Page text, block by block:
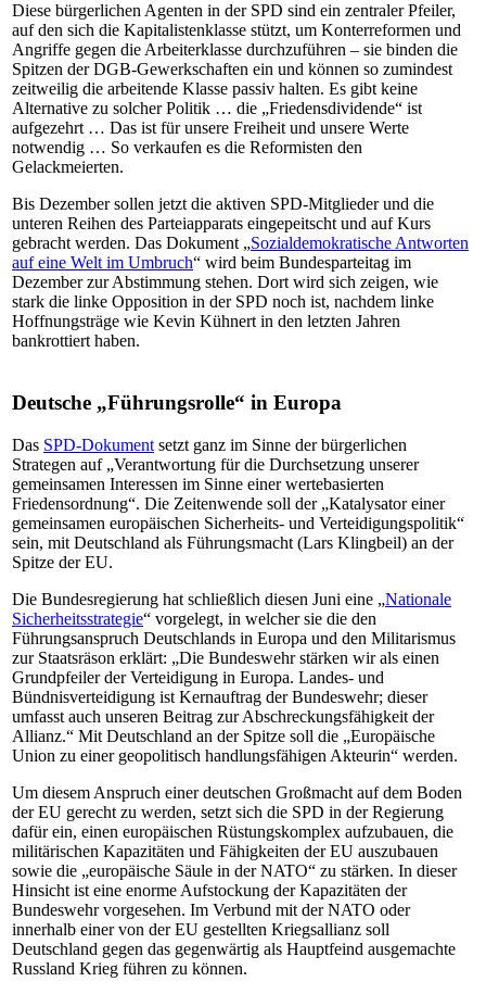
Diese bürgerlichen Agenten in der SPD sind ein zentraler Pfeiler,
auf den sich die Kapitalistenklasse stützt, um Konterreformen und
Angriffe gegen die Arbeiterklasse durchzuführen – sie binden die
Spitzen der DGB-Gewerkschaften ein und können so zumindest
zeitweilig die arbeitende Klasse passiv halten. Es gibt keine
Alternative zu solcher Politik … die „Friedensdividende“ ist
aufgezehrt … Das ist für unsere Freiheit und unsere Werte
notwendig … So verkaufen es die Reformisten den
Gelackmeierten.
Bis Dezember sollen jetzt die aktiven SPD-Mitglieder und die
unteren Reihen des Parteiapparats eingepeitscht und auf Kurs
gebracht werden. Das Dokument „Sozialdemokratische Antworten
auf eine Welt im Umbruch“ wird beim Bundesparteitag im
Dezember zur Abstimmung stehen. Dort wird sich zeigen, wie
stark die linke Opposition in der SPD noch ist, nachdem linke
Hoffnungsträge wie Kevin Kühnert in den letzten Jahren
bankrottiert haben.
Deutsche „Führungsrolle“ in Europa
Das SPD-Dokument setzt ganz im Sinne der bürgerlichen
Strategen auf „Verantwortung für die Durchsetzung unserer
gemeinsamen Interessen im Sinne einer wertebasierten
Friedensordnung“. Die Zeitenwende soll der „Katalysator einer
gemeinsamen europäischen Sicherheits- und Verteidigungspolitik“
sein, mit Deutschland als Führungsmacht (Lars Klingbeil) an der
Spitze der EU.
Die Bundesregierung hat schließlich diesen Juni eine „Nationale
Sicherheitsstrategie“ vorgelegt, in welcher sie die den
Führungsanspruch Deutschlands in Europa und den Militarismus
zur Staatsräson erklärt: „Die Bundeswehr stärken wir als einen
Grundpfeiler der Verteidigung in Europa. Landes- und
Bündnisverteidigung ist Kernauftrag der Bundeswehr; dieser
umfasst auch unseren Beitrag zur Abschreckungsfähigkeit der
Allianz.“ Mit Deutschland an der Spitze soll die „Europäische
Union zu einer geopolitisch handlungsfähigen Akteurin“ werden.
Um diesem Anspruch einer deutschen Großmacht auf dem Boden
der EU gerecht zu werden, setzt sich die SPD in der Regierung
dafür ein, einen europäischen Rüstungskomplex aufzubauen, die
militärischen Kapazitäten und Fähigkeiten der EU auszubauen
sowie die „europäische Säule in der NATO“ zu stärken. In dieser
Hinsicht ist eine enorme Aufstockung der Kapazitäten der
Bundeswehr vorgesehen. Im Verbund mit der NATO oder
innerhalb einer von der EU gestellten Kriegsallianz soll
Deutschland gegen das gegenwärtig als Hauptfeind ausgemachte
Russland Krieg führen zu können.